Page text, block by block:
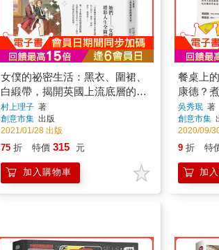
女僕的祕密生活：黑衣、圍裙、
白緞帶，揭開英國上流底層的隱
藏真相
村上理子 著
創意市集 出版
2021/01/28 出版
75 折 特價 315 元
加入購物車
餐桌上
康德？
就是零
美味
吳秀珉著
創意市集
2020/09/
9 折 特
加